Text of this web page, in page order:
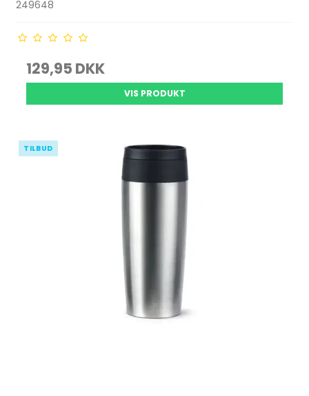
249648
129,95 DKK
VIS PRODUKT
TILBUD